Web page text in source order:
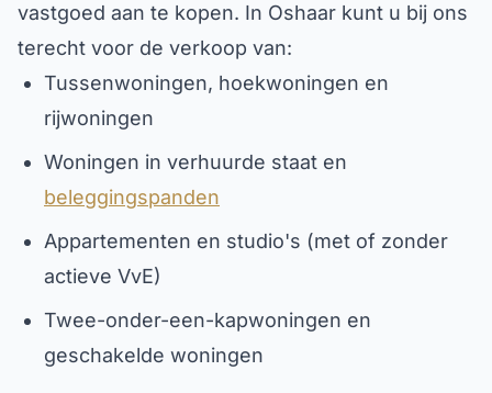
vastgoed aan te kopen. In Oshaar kunt u bij ons
terecht voor de verkoop van:
Tussenwoningen, hoekwoningen en
rijwoningen
Woningen in verhuurde staat en
beleggingspanden
Appartementen en studio's (met of zonder
actieve VvE)
Twee-onder-een-kapwoningen en
geschakelde woningen